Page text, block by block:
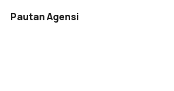
Pautan Agensi